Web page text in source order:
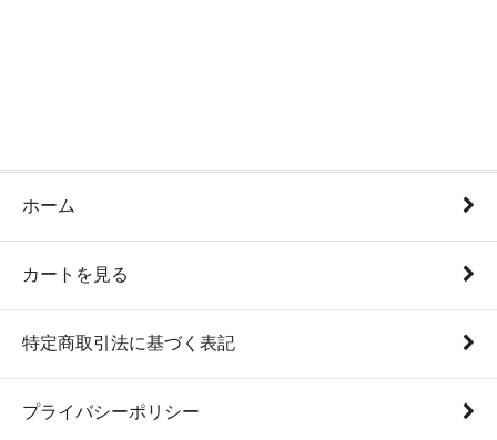
ホーム
カートを見る
特定商取引法に基づく表記
プライバシーポリシー